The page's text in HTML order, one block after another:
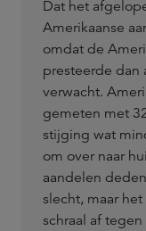
Dat het
Amerikaanse
omdat de
presteerde dan
verwacht.
gemeten met
stijging wat
om over naar
aandelen
slecht, maar
schraal af